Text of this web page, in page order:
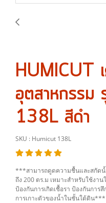
HUMICUT
อุตสาหกรร
138L สีดำ
SKU : Humicut 138L
***สามารถดูดความชื้นและสกัด
ถึง 200 ตร.ม เหมาะสำหรับใช้งา
ป้องกันการเกิดเชื้อรา ป้องกันการ
การเกาะตัวของน้ำในชั้นใต้ดิน***